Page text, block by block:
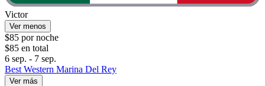
Victor
Ver menos
$85 por noche
$85 en total
6 sep. - 7 sep.
Best Western Marina Del Rey
Ver más